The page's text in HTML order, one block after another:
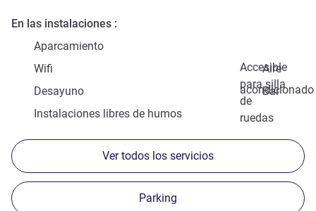
En las instalaciones
Aparcamiento
Accesible
para silla
de
ruedas
Wifi
Aire
acondicionado
Desayuno
Bar
Instalaciones libres de humos
Ver todos los servicios
Parking